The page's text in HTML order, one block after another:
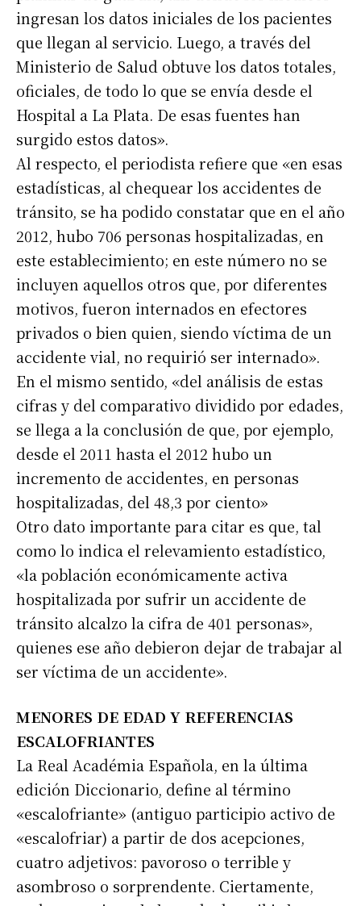
ingresan los datos iniciales de los pacientes
que llegan al servicio. Luego, a través del
Ministerio de Salud obtuve los datos totales,
oficiales, de todo lo que se envía desde el
Hospital a La Plata. De esas fuentes han
surgido estos datos».
Al respecto, el periodista refiere que «en esas
estadísticas, al chequear los accidentes de
tránsito, se ha podido constatar que en el año
2012, hubo 706 personas hospitalizadas, en
este establecimiento; en este número no se
incluyen aquellos otros que, por diferentes
motivos, fueron internados en efectores
privados o bien quien, siendo víctima de un
accidente vial, no requirió ser internado».
En el mismo sentido, «del análisis de estas
cifras y del comparativo dividido por edades,
se llega a la conclusión de que, por ejemplo,
desde el 2011 hasta el 2012 hubo un
incremento de accidentes, en personas
hospitalizadas, del 48,3 por ciento»
Otro dato importante para citar es que, tal
como lo indica el relevamiento estadístico,
«la población económicamente activa
hospitalizada por sufrir un accidente de
tránsito alcalzo la cifra de 401 personas»,
quienes ese año debieron dejar de trabajar al
ser víctima de un accidente».
MENORES DE EDAD Y REFERENCIAS
ESCALOFRIANTES
La Real Académia Española, en la última
edición Diccionario, define al término
«escalofriante» (antiguo participio activo de
«escalofriar) a partir de dos acepciones,
cuatro adjetivos: pavoroso o terrible y
asombroso o sorprendente. Ciertamente,